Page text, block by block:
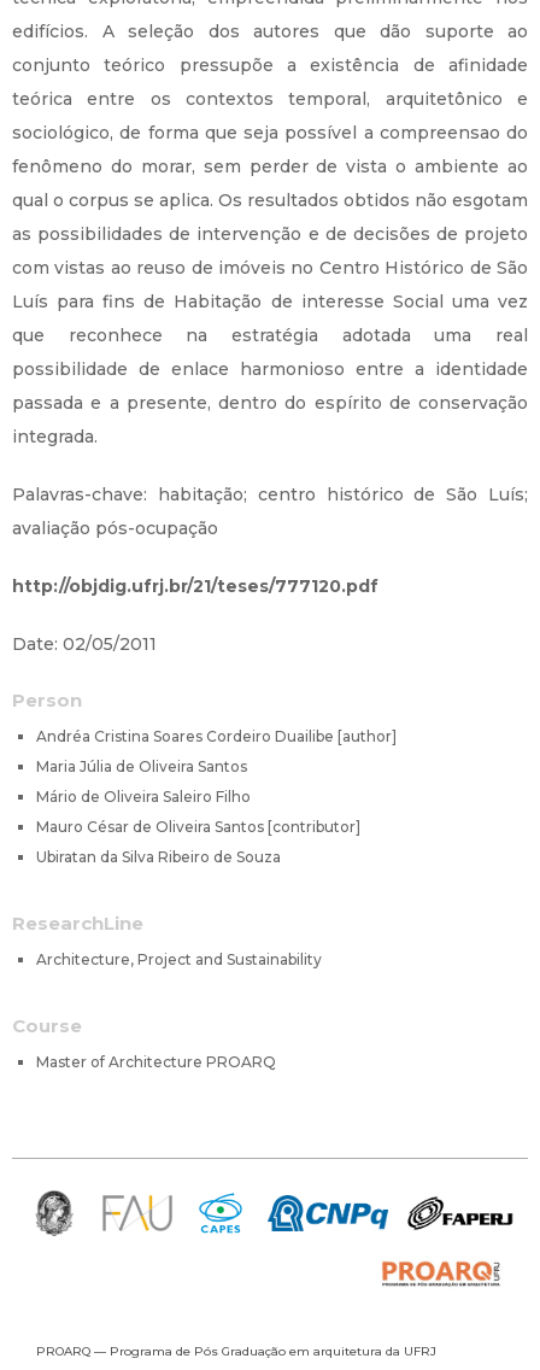
edifícios. A seleção dos autores que dão suporte ao
conjunto teórico pressupõe a existência de afinidade
teórica entre os contextos temporal, arquitetônico e
sociológico, de forma que seja possível a compreensao do
fenômeno do morar, sem perder de vista o ambiente ao
qual o corpus se aplica. Os resultados obtidos não esgotam
as possibilidades de intervenção e de decisões de projeto
com vistas ao reuso de imóveis no Centro Histórico de São
Luís para fins de Habitação de interesse Social uma vez
que reconhece na estratégia adotada uma real
possibilidade de enlace harmonioso entre a identidade
passada e a presente, dentro do espírito de conservação
integrada.
Palavras-chave: habitação; centro histórico de São Luís;
avaliação pós-ocupação
http://objdig.ufrj.br/21/teses/777120.pdf
Date: 02/05/2011
Person
Andréa Cristina Soares Cordeiro Duailibe [author]
Maria Júlia de Oliveira Santos
Mário de Oliveira Saleiro Filho
Mauro César de Oliveira Santos [contributor]
Ubiratan da Silva Ribeiro de Souza
ResearchLine
Architecture, Project and Sustainability
Course
Master of Architecture PROARQ
PROARQ — Programa de Pós Graduação em arquitetura da UFRJ